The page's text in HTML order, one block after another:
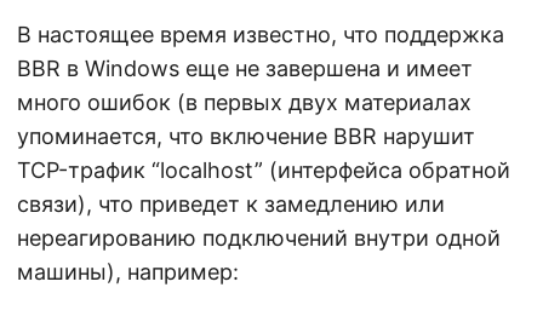
В настоящее время известно, что поддержка
BBR в Windows еще не завершена и имеет
много ошибок (в первых двух материалах
упоминается, что включение BBR нарушит
TCP-трафик “localhost” (интерфейса обратной
связи), что приведет к замедлению или
нереагированию подключений внутри одной
машины), например: